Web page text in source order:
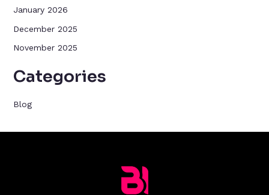
January 2026
December 2025
November 2025
Categories
Blog